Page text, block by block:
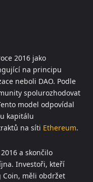
2016 jako
na principu
neboli DAO. Podle
spolurozhodovat
model odpovídal
kapitálu
na síti Ethereum.
a skončilo
Investoři, kteří
Coin, měli obdržet